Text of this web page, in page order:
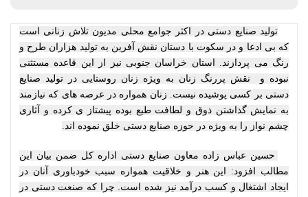
تولید صنایع دستی در اکثر جوامع محلی مدیون تلاش زنانی است
که بی ادعا و در سکوت با دستان نقش آفرین به تولید هزاران طرح و
رنگ می پردازند. استان خراسان جنوبی نیز از این قاعده مستثنی
نبوده و نقش پررنگ زنان به ویژه زنان روستایی در تولید صنایع
دستی بر کسی پوشیده نیست. زنان همواره در عرصه های که نیازمند
به نمایش گذاشتن ذوق و لطافت طبع بوده پیشتاز ی کرده و آثاری
چشم نواز را به ویژه در حوزه صنایع دستی خلق نموده اند.
حسین عباس زاده معاون صنایع دستی اداره کل ضمن بیان این
مطالب افزود: این هنر و خلاقیت همواره سبب خودباوری آنان در
ایجاد اشتغال و کسب درآمد نیز شده است. چرا که صنعت دستی در